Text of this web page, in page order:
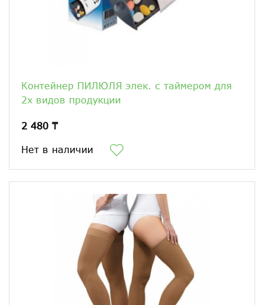
Контейнер ПИЛЮЛЯ элек. с таймером для
2х видов продукции
2 480 ₸
Нет в наличии